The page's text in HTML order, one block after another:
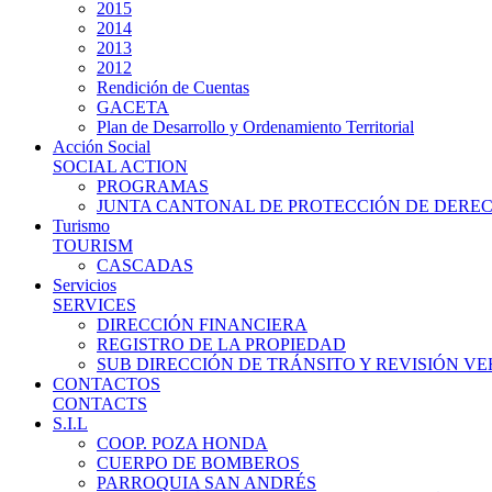
2015
2014
2013
2012
Rendición de Cuentas
GACETA
Plan de Desarrollo y Ordenamiento Territorial
Acción Social
SOCIAL ACTION
PROGRAMAS
JUNTA CANTONAL DE PROTECCIÓN DE
Turismo
TOURISM
CASCADAS
Servicios
SERVICES
DIRECCIÓN FINANCIERA
REGISTRO DE LA PROPIEDAD
SUB DIRECCIÓN DE TRÁNSITO Y REVISIÓN
CONTACTOS
CONTACTS
S.I.L
COOP. POZA HONDA
CUERPO DE BOMBEROS
PARROQUIA SAN ANDRÉS